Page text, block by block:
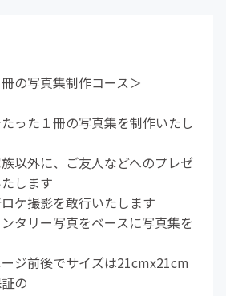
の写真集制作コース＞
った１冊の写真集を制作いたし
外に、ご友人などへのプレゼ
します
ケ撮影を敢行いたします
タリー写真をベースに写真集を
ジ前後でサイズは21cmx21cm
の